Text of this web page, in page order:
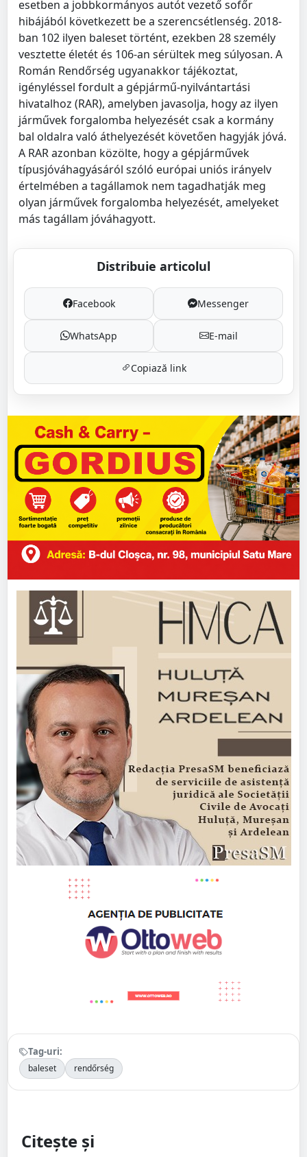
esetben a jobbkormányos autót vezető sofőr
hibájából következett be a szerencsétlenség. 2018-
ban 102 ilyen baleset történt, ezekben 28 személy
vesztette életét és 106-an sérültek meg súlyosan. A
Román Rendőrség ugyanakkor tájékoztat,
igényléssel fordult a gépjármű-nyilvántartási
hivatalhoz (RAR), amelyben javasolja, hogy az ilyen
járművek forgalomba helyezését csak a kormány
bal oldalra való áthelyezését követően hagyják jóvá.
A RAR azonban közölte, hogy a gépjárművek
típusjóváhagyásáról szóló európai uniós irányelv
értelmében a tagállamok nem tagadhatják meg
olyan járművek forgalomba helyezését, amelyeket
más tagállam jóváhagyott.
Distribuie articolul
Facebook Messenger
WhatsApp E-mail
Copiază link
Tag-uri:
baleset rendőrség
Citește și